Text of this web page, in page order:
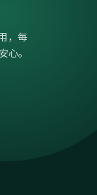
，每
心。